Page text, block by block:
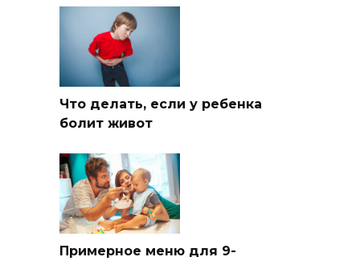
Что делать, если у ребенка
болит живот
Примерное меню для 9-